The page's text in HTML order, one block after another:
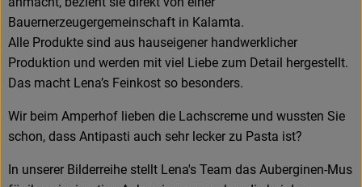
Bauernerzeugergemeinschaft in Kalamta.
Alle Produkte sind aus hauseigener handwerklicher
Produktion und werden mit viel Liebe zum Detail hergestellt.
Das macht Lena’s Feinkost so besonders.
Wir beim Amperhof lieben die Lachscreme und wussten Sie
schon, dass Antipasti auch sehr lecker zu Pasta ist?
In unserer Bilderreihe stellt Lena's Team das Auberginen-Mus